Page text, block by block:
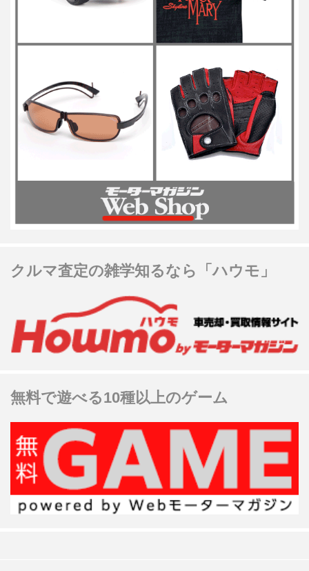
クルマ査定の雑学知るなら「ハウモ」
無料で遊べる10種以上のゲーム